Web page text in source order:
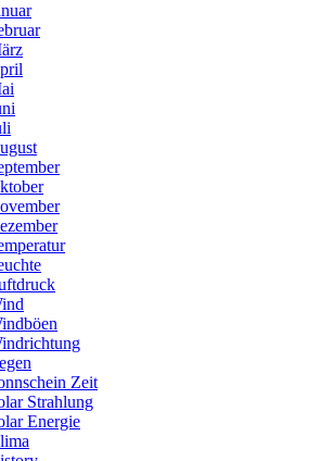
Zeit
Strahlung
Energie